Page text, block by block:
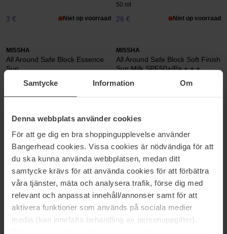
Samtycke Information Om
Denna webbplats använder cookies
För att ge dig en bra shoppingupplevelse använder
Bangerhead cookies. Vissa cookies är nödvändiga för att
du ska kunna använda webbplatsen, medan ditt
samtycke krävs för att använda cookies för att förbättra
våra tjänster, mäta och analysera trafik, förse dig med
relevant och anpassat innehåll/annonser samt för att
aktivera funktioner som används på sociala medier
media (kan innefatta behandling av personuppgifter).
3 € Niet op voorraad
50 ml
26 € Niet op voorraad
MISSHA
All Around Safe Block Essence
Sun
MISSHA
All Around Safe Block Soft Finish
Sun Milk SPF50+/Pa + + +
Cicadin pH Blemish Foaming
Cleanser
Cicadin Ph Blemish Bubble
Foam Cleanser
27 €
MISSHA
Glow Cushion
Glow Cushion
MISSHA
Glow Cushion
Glow Cushion